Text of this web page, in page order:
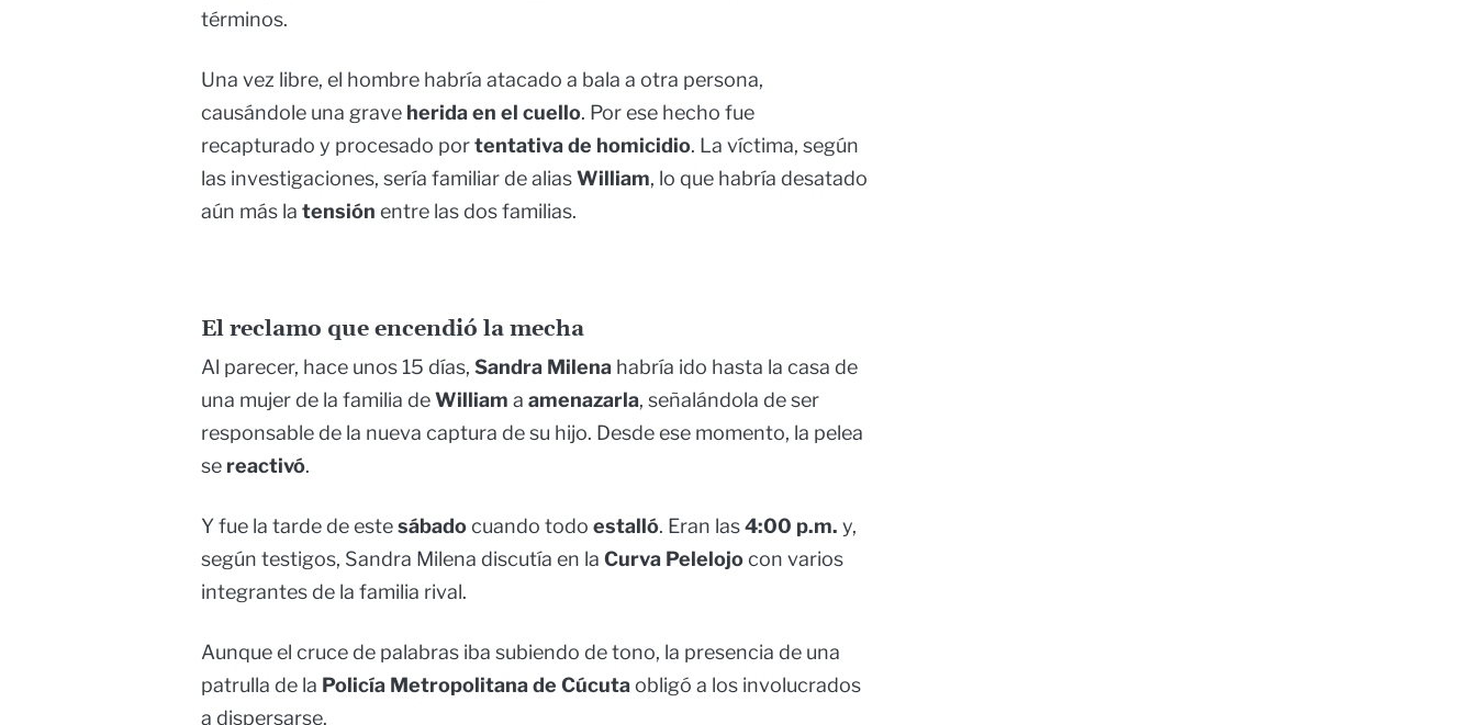
términos.
Una vez libre, el hombre habría atacado a bala a otra persona,
causándole una grave herida en el cuello. Por ese hecho fue
recapturado y procesado portentativa de homicidio. La víctima, según
las investigaciones, sería familiar de aliasWilliam, lo que habría desatado
aún más la tensión entre las dos familias.
El reclamo que encendió la mecha
Al parecer, hace unos 15 días, Sandra Milena habría ido hasta la casa de
una mujer de la familia deWilliam a amenazarla, señalándola de ser
responsable de la nueva captura de su hijo. Desde ese momento, la pelea
se reactivó.
Y fue la tarde de estesábadocuando todo estalló. Eran las4:00 p.m. y,
según testigos, Sandra Milena discutía en la Curva Pelelojocon varios
integrantes de la familia rival.
Aunque el cruce de palabras iba subiendo de tono, la presencia de una
patrulla de la Policía Metropolitana de Cúcutaobligó a los involucrados
a dispersarse.